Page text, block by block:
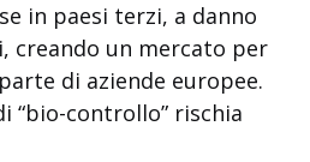
in paesi terzi, a danno
creando un mercato per
di aziende europee.
“bio-controllo” rischia